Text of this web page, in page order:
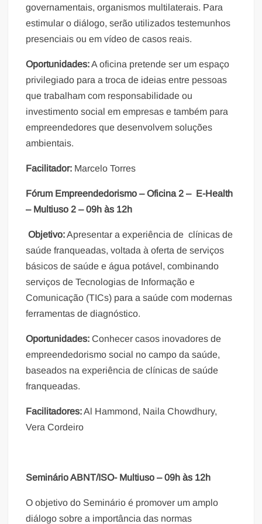
governamentais, organismos multilaterais. Para
estimular o diálogo, serão utilizados testemunhos
presenciais ou em vídeo de casos reais.
Oportunidades:A oficina pretende ser um espaço
privilegiado para a troca de ideias entre pessoas
que trabalham com responsabilidade ou
investimento social em empresas e também para
empreendedores que desenvolvem soluções
ambientais.
Facilitador: Marcelo Torres
Fórum Empreendedorismo – Oficina 2 – E-Health
– Multiuso 2 – 09h às 12h
Objetivo:Apresentar a experiência de clínicas de
saúde franqueadas, voltada à oferta de serviços
básicos de saúde e água potável, combinando
serviços de Tecnologias de Informação e
Comunicação (TICs) para a saúde com modernas
ferramentas de diagnóstico.
Oportunidades: Conhecer casos inovadores de
empreendedorismo social no campo da saúde,
baseados na experiência de clínicas de saúde
franqueadas.
Facilitadores:Al Hammond, Naila Chowdhury,
Vera Cordeiro
Seminário ABNT/ISO- Multiuso – 09h às 12h
O objetivo do Seminário é promover um amplo
diálogo sobre a importância das normas